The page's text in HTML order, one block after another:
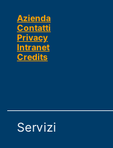
Azienda
Contatti
Privacy
Intranet
Credits
Servizi